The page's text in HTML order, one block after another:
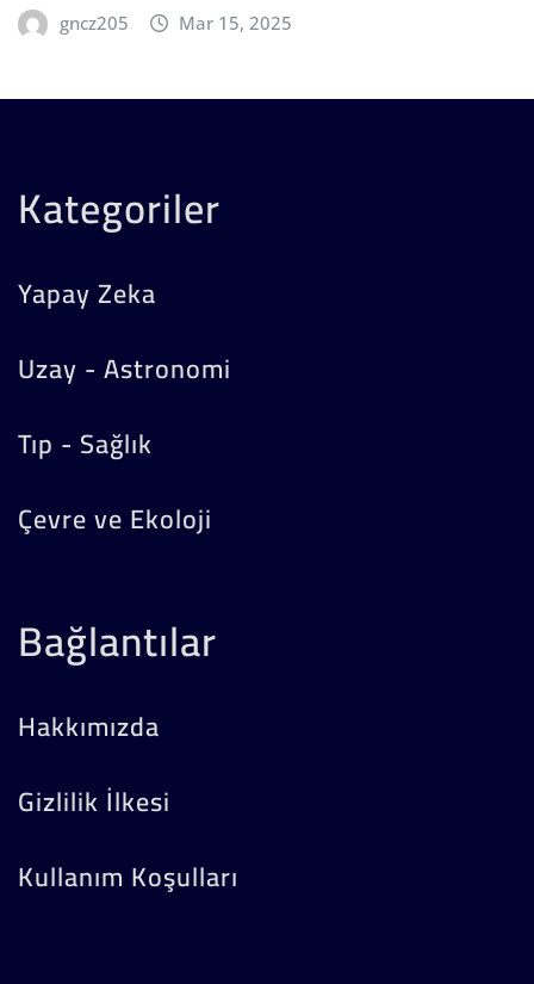
gncz205 Mar 15, 2025
Kategoriler
Yapay Zeka
Uzay - Astronomi
Tıp - Sağlık
Çevre ve Ekoloji
Bağlantılar
Hakkımızda
Gizlilik İlkesi
Kullanım Koşulları